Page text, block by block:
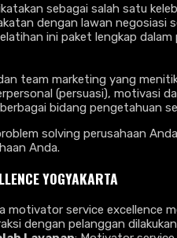
sebagai salah satu
dengan lawan
ini paket lengkap
team marketing yang
(persuasi), motivasi
bidang pengetahuan
solving perusahaan
Anda.
YOGYAKARTA
motivator service excellence
dengan pelanggan